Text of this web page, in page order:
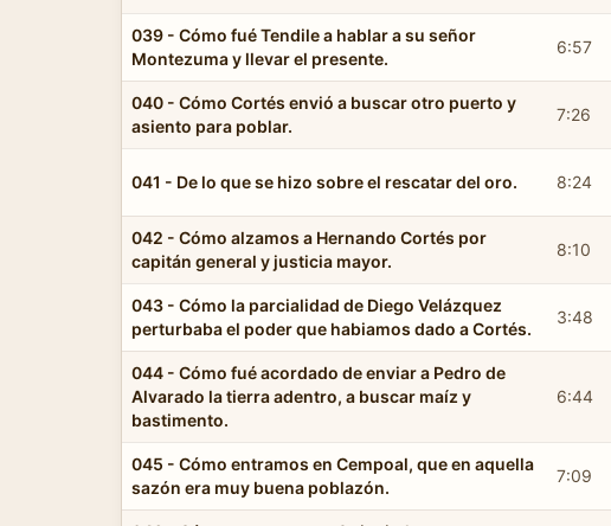
039 - Cómo fué Tendile a hablar a su señor
Montezuma y llevar el presente.
6:57
040 - Cómo Cortés envió a buscar otro puerto y
asiento para poblar.
7:26
041 - De lo que se hizo sobre el rescatar del oro. 8:24
042 - Cómo alzamos a Hernando Cortés por
capitán general y justicia mayor.
8:10
043 - Cómo la parcialidad de Diego Velázquez
perturbaba el poder que habiamos dado a Cortés.
3:48
044 - Cómo fué acordado de enviar a Pedro de
Alvarado la tierra adentro, a buscar maíz y
bastimento.
6:44
045 - Cómo entramos en Cempoal, que en aquella
sazón era muy buena poblazón.
7:09